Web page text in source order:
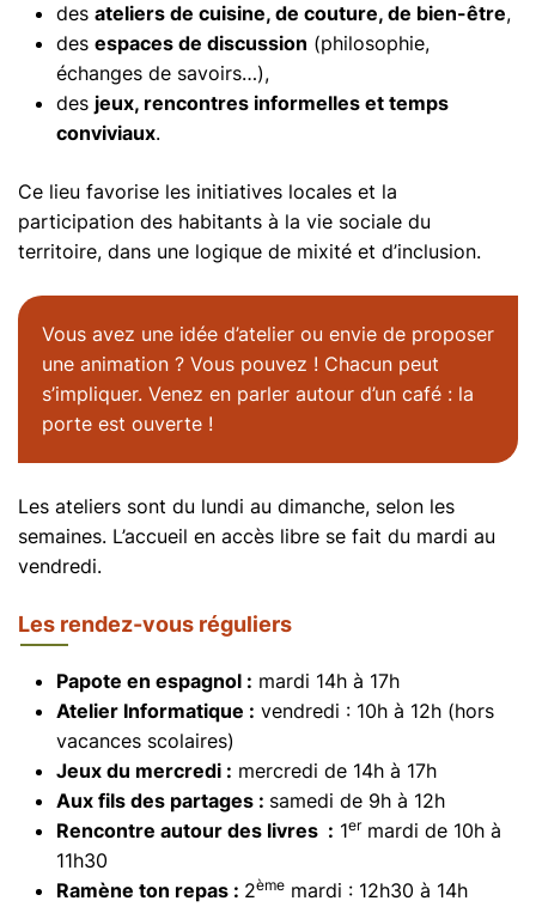
des ateliers de cuisine, de couture, de bien-être,
des espaces de discussion (philosophie,
échanges de savoirs…),
des jeux, rencontres informelles et temps
conviviaux.
Ce lieu favorise les initiatives locales et la
participation des habitants à la vie sociale du
territoire, dans une logique de mixité et d’inclusion.
Vous avez une idée d’atelier ou envie de proposer
une animation ? Vous pouvez ! Chacun peut
s’impliquer. Venez en parler autour d’un café : la
porte est ouverte !
Les ateliers sont du lundi au dimanche, selon les
semaines. L’accueil en accès libre se fait du mardi au
vendredi.
Les rendez-vous réguliers
Papote en espagnol : mardi 14h à 17h
Atelier Informatique : vendredi : 10h à 12h (hors
vacances scolaires)
Jeux du mercredi : mercredi de 14h à 17h
Aux fils des partages : samedi de 9h à 12h
Rencontre autour des livres : 1ermardi de 10h à
11h30
Ramène ton repas : 2ème mardi : 12h30 à 14h